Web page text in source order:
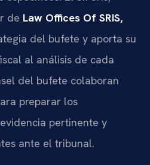
de Law Offices Of SRIS,
del bufete y aporta su
al análisis de cada
del bufete colaboran
preparar los
pertinente y
ante el tribunal.